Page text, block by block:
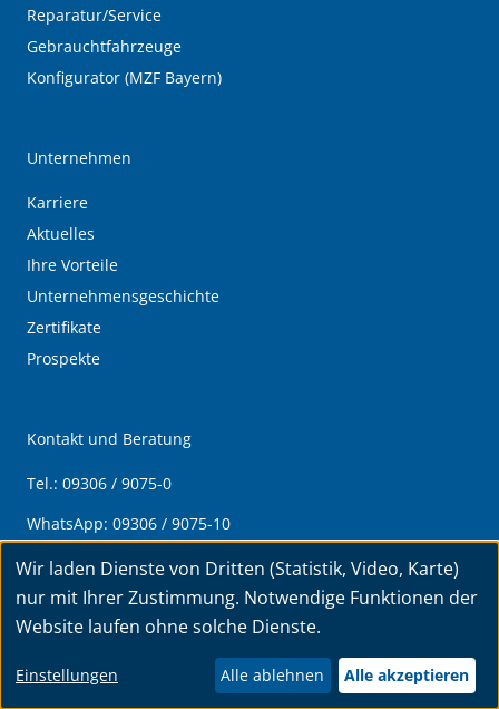
Reparatur/Service
Gebrauchtfahrzeuge
Konfigurator (MZF Bayern)
Unternehmen
Karriere
Aktuelles
Ihre Vorteile
Unternehmensgeschichte
Zertifikate
Prospekte
Kontakt und Beratung
Tel.: 09306 / 9075-0
WhatsApp: 09306 / 9075-10
info@hensel-fahrzeugbau.de
Daimlerstr. 2, 97295 Waldbrunn
Öffnungszeiten
Mo-Do:
08:00-16:30
08:00-12:45
Wir laden Dienste von Dritten (Statistik, Video, Karte)
nur mit Ihrer Zustimmung. Notwendige Funktionen der
Website laufen ohne solche Dienste.
Einstellungen Alle ablehnen Alle akzeptieren